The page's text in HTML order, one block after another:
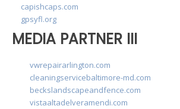
capishcaps.com
gpsyfl.org
MEDIA PARTNER III
vwrepairarlington.com
cleaningservicebaltimore-md.com
beckslandscapeandfence.com
vistaaltadelveramendi.com